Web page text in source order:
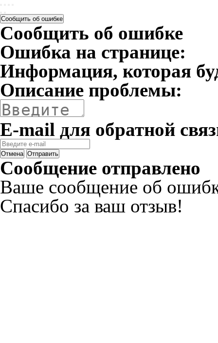
Сообщить об ошибке
Сообщить об ошибке
Ошибка на странице:
Информация, которая
Описание проблемы:
E-mail для обратной
Отмена Отправить
Сообщение отправлено
Ваше сообщение об
Спасибо за ваш отзыв!